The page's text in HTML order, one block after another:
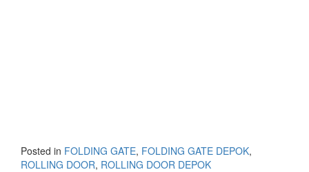
Posted in FOLDING GATE, FOLDING GATE DEPOK,
ROLLING DOOR, ROLLING DOOR DEPOK